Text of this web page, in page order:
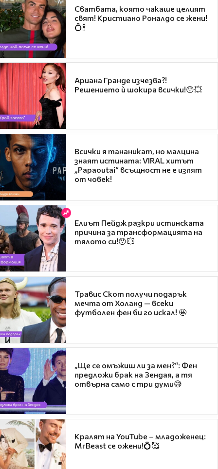
Сватбата, която чакаше целият
свят! Кристиано Роналдо се жени!
💍🍾
Ариана Гранде изчезва?!
Решението ѝ шокира всички!😯💥
Всички я тананикат, но малцина
знаят истината: VIRAL хитът
„Papaoutai“ всъщност не е изпят
от човек!
Елиът Пейдж разкри истинската
причина за трансформацията на
тялото си!😯💥
Травис Скот получи подарък
мечта от Холанд — всеки
футболен фен би го искал! 🤩
„Ще се омъжиш ли за мен?“: Фен
предложи брак на Зендая, а тя
отвърна само с три думи😅
Кралят на YouTube – младоженец:
MrBeast се ожени!💍🥰